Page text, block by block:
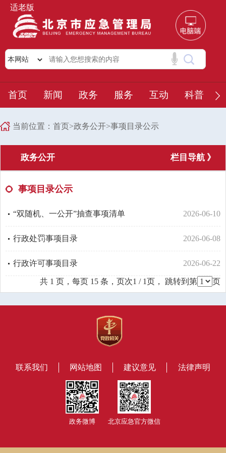
适老版
首页 新闻 政务 服务 互动 科普
当前位置： 首页>政务公开>事项目录公示
政务公开 栏目导航 》
事项目录公示
“双随机、一公开”抽查事项清单 2026-06-10
行政处罚事项目录 2026-06-08
行政许可事项目录 2026-06-22
共 1 页，每页 15 条，页次1 / 1页， 跳转到第 页
联系我们 网站地图 建议意见 法律声明
政务微博 北京应急官方微信